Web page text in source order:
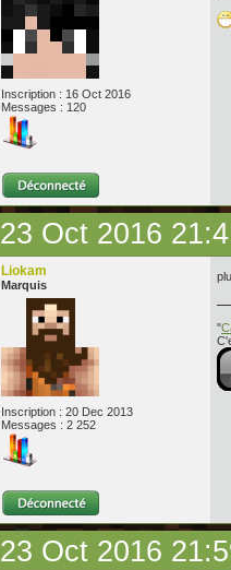
Inscription : 16 Oct 2016
Messages : 120
23 Oct 2016
Liokam
Marquis
Inscription : 20 Dec 2013
Messages : 2 252
"
23 Oct 2016